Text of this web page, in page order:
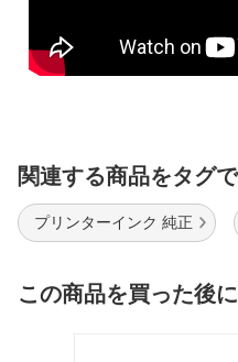
関連する商品をタグ
プリンターインク 純正
この商品を買った後